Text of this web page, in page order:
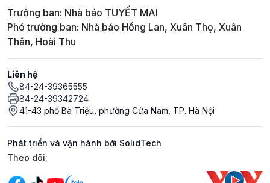
Trưởng ban: Nhà báo TUYẾT MAI
Phó trưởng ban: Nhà báo Hồng Lan, Xuân Thọ, Xuân
Thân, Hoài Thu
Liên hệ
84-24-39365555
84-24-39342724
41-43 phố Bà Triệu, phường Cửa Nam, TP. Hà Nội
Phát triển và vận hành bởi SolidTech
Mạng xã hội
Theo dõi: